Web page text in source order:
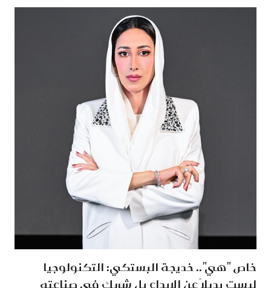
خاص "هي".. خديجة البستكي: التكنولوجيا
ليست بديلاً عن الإبداع بل شريك في صناعته